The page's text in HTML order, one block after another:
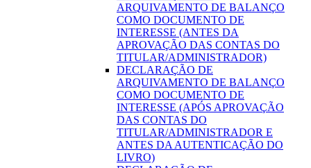
ARQUIVAMENTO DE BALANÇO
COMO DOCUMENTO DE
INTERESSE (ANTES DA
APROVAÇÃO DAS CONTAS DO
TITULAR/ADMINISTRADOR)
DECLARAÇÃO DE
ARQUIVAMENTO DE BALANÇO
COMO DOCUMENTO DE
INTERESSE (APÓS APROVAÇÃO
DAS CONTAS DO
TITULAR/ADMINISTRADOR E
ANTES DA AUTENTICAÇÃO DO
LIVRO)